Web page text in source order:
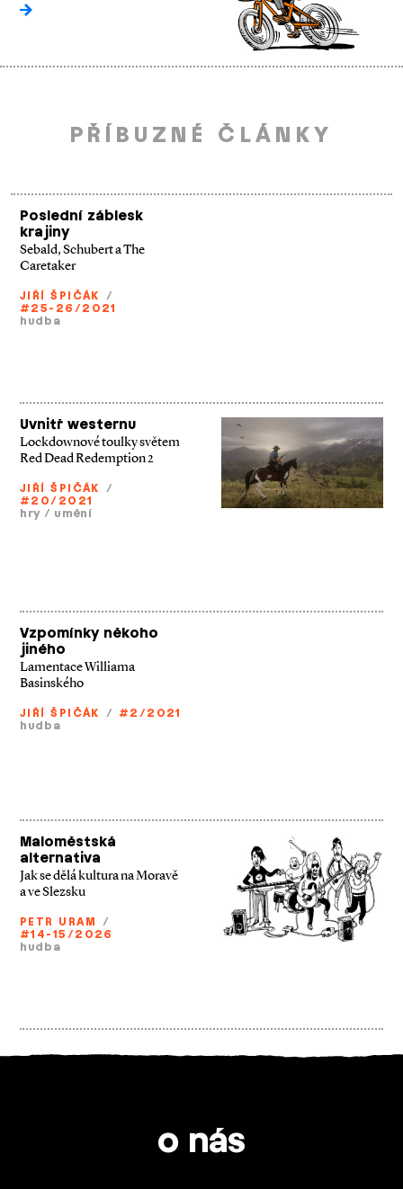
PŘÍBUZNÉ ČLÁNKY
Poslední záblesk
krajiny
Sebald, Schubert a The
Caretaker
JIŘÍ ŠPIČÁK /
#25-26/2021
hudba
Uvnitř westernu
Lockdownové toulky světem
Red Dead Redemption 2
JIŘÍ ŠPIČÁK /
#20/2021
hry / umění
Vzpomínky někoho
jiného
Lamentace Williama
Basinského
JIŘÍ ŠPIČÁK / #2/2021
hudba
Maloměstská
alternativa
Jak se dělá kultura na Moravě
a ve Slezsku
PETR URAM /
#14-15/2026
hudba
o nás